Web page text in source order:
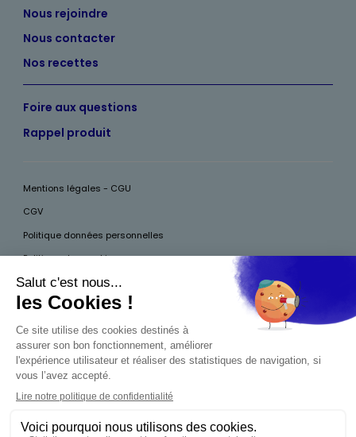
Nous rejoindre
Nous contacter
Nos recettes
Foire aux questions
Rappel produit
Mentions légales - CGU
CGV
Politique données personnelles
Politique des cookies
Accessibilité
Pour votre santé, mangez au moins cinq fruits et légumes par jour, plus
d’infos surwww.mangerbouger.fr
aux mineurs de moins de 18 ans